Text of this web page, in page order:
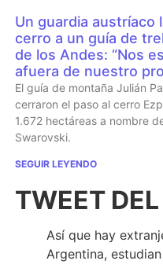
Un guardia austríaco
cerro a un guía de
de los Andes: “Nos
afuera de nuestro
El guía de montaña Julián
cerraron el paso al cerro
1.672 hectáreas a nombre
Swarovski.
SEGUIR LEYENDO
TWEET
Así que hay
Argentina,